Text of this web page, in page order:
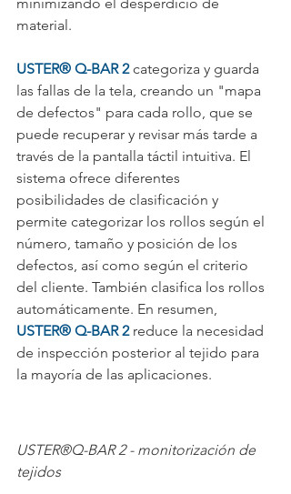
material.
USTER® Q-BAR 2 categoriza y guarda
las fallas de la tela, creando un "mapa
de defectos" para cada rollo, que se
puede recuperar y revisar más tarde a
través de la pantalla táctil intuitiva. El
sistema ofrece diferentes
posibilidades de clasificación y
permite categorizar los rollos según el
número, tamaño y posición de los
defectos, así como según el criterio
del cliente. También clasifica los rollos
automáticamente. En resumen,
USTER® Q-BAR 2 reduce la necesidad
de inspección posterior al tejido para
la mayoría de las aplicaciones.
USTER®Q-BAR 2 - monitorización de
tejidos